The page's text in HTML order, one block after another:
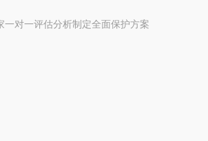
一对一评估分析制定全面保护方案